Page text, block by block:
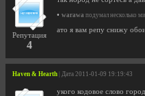
Репутация
4
• warawa подумал несколько
ато я вам репу снижу
Haven & Hearth | Дата 2011-01-09 19:19:43
укого кодовое слово